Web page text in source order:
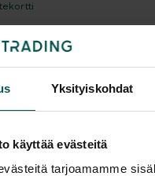
Yksityiskohdat
käyttää evästeitä
tarjoamamme
tuotteet